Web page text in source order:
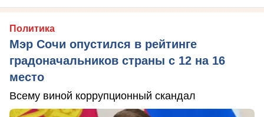
Политика
Мэр Сочи опустился в рейтинге
градоначальников страны с 12 на 16
место
Всему виной коррупционный скандал